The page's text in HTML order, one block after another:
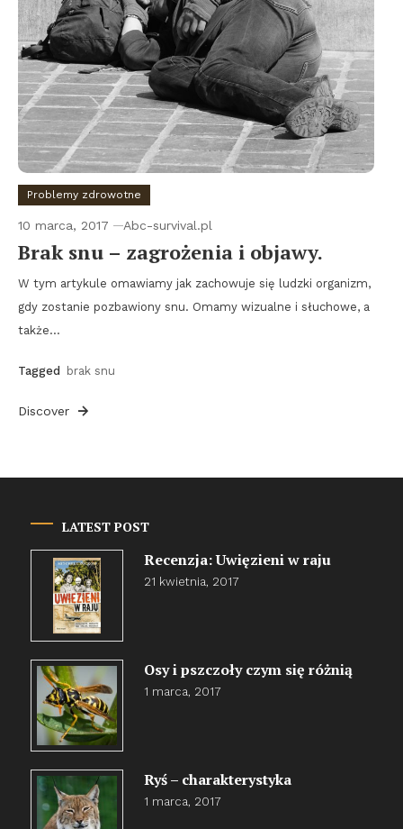
Problemy zdrowotne
10 marca, 2017 Abc-survival.pl
Brak snu – zagrożenia i objawy.
W tym artykule omawiamy jak zachowuje się ludzki organizm,
gdy zostanie pozbawiony snu. Omamy wizualne i słuchowe, a
także…
Tagged brak snu
Discover
LATEST POST
Recenzja: Uwięzieni w raju
21 kwietnia, 2017
Osy i pszczoły czym się różnią
1 marca, 2017
Ryś – charakterystyka
1 marca, 2017